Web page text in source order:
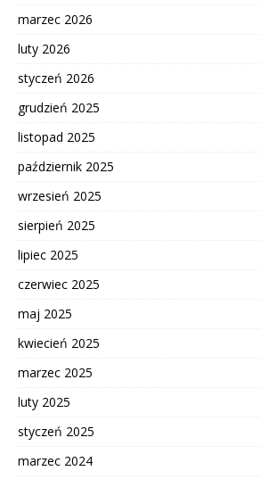
marzec 2026
luty 2026
styczeń 2026
grudzień 2025
listopad 2025
październik 2025
wrzesień 2025
sierpień 2025
lipiec 2025
czerwiec 2025
maj 2025
kwiecień 2025
marzec 2025
luty 2025
styczeń 2025
marzec 2024